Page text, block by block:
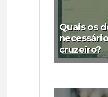
Quais os
cruzeiro?